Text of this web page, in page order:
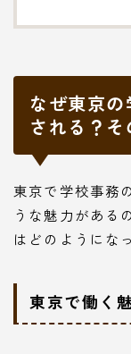
なぜ東京
される？
東京で学校事務
うな魅力がある
はどのようにな
東京で働く